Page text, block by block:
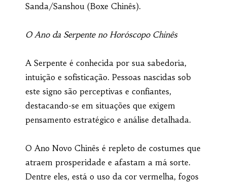
Sanda/Sanshou (Boxe Chinês).
O Ano da Serpente no Horóscopo Chinês
A Serpente é conhecida por sua sabedoria,
intuição e sofisticação. Pessoas nascidas sob
este signo são perceptivas e confiantes,
destacando-se em situações que exigem
pensamento estratégico e análise detalhada.
O Ano Novo Chinês é repleto de costumes que
atraem prosperidade e afastam a má sorte.
Dentre eles, está o uso da cor vermelha, fogos